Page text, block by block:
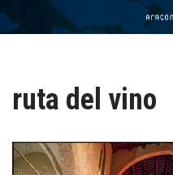
ruta del vino